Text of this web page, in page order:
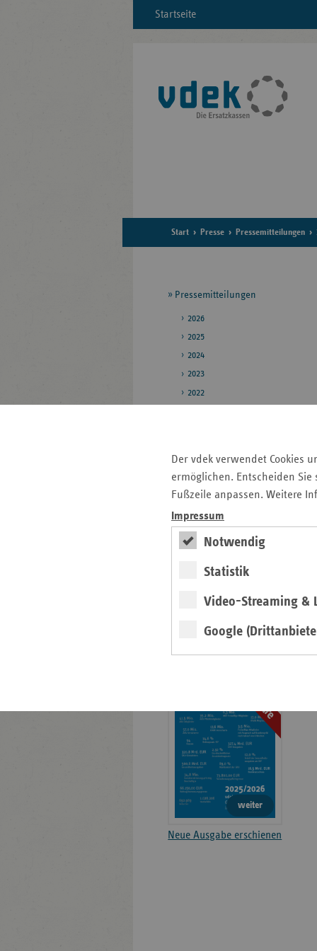
Der vdek verwendet Cookies
ermöglichen. Entscheiden
Fußzeile anpassen. Weitere
Impressum
Notwendig
Statistik
Video-Streaming &
Google
Startseite
Start Presse Pressemitteilungen
Seitennavigation
Pressemitteilungen
2026
2025
2024
2023
2022
Pressestelle
Seitenleiste
weiteren
Auf einen Blick
Pressemitteilungen
Veranstaltungen
Basisdaten 2025-2026
Broschüre
weiter
Neue Ausgabe erschienen